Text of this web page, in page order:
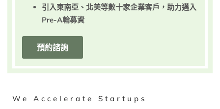
引入東南亞、北美等數十家企業客戶，助力邁入
Pre-A輪募資
預約諮詢
We Accelerate Startups